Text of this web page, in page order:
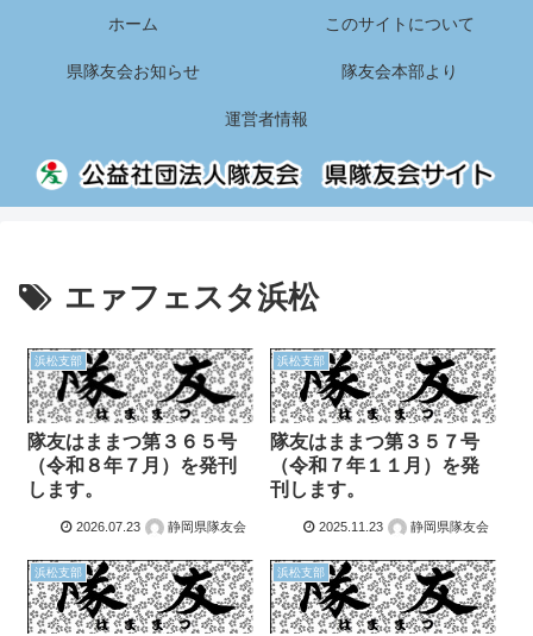
ホーム このサイトについて
県隊友会お知らせ 隊友会本部より
運営者情報
エァフェスタ浜松
浜松支部
隊友はままつ第３６５号
（令和８年７月）を発刊
します。
2026.07.23 静岡県隊友会
浜松支部
隊友はままつ第３５７号
（令和７年１１月）を発
刊します。
2025.11.23 静岡県隊友会
浜松支部 浜松支部